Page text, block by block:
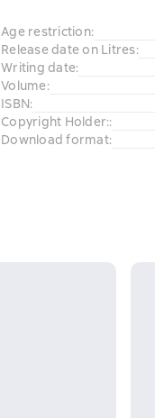
Age restriction:
Release date on Litres:
Writing date:
Volume:
ISBN:
Copyright Holder::
Download format: